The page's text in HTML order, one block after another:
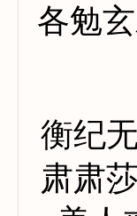
各勉
衡纪
肃肃